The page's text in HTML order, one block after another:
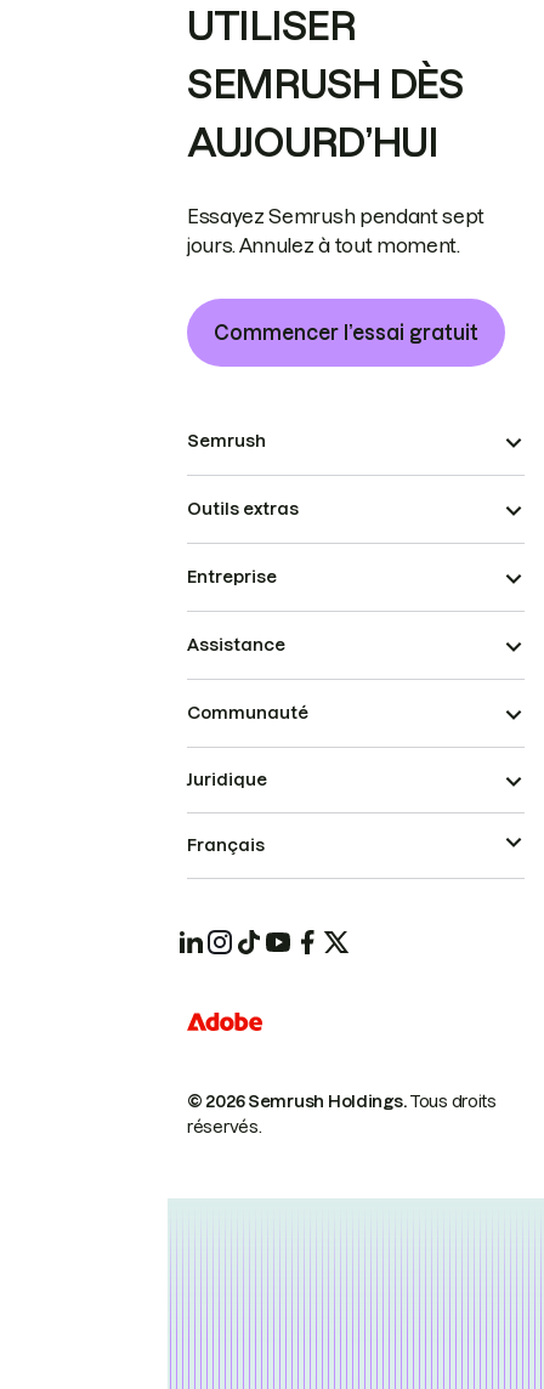
UTILISER
SEMRUSH DÈS
AUJOURD’HUI
Essayez Semrush pendant sept
jours. Annulez à tout moment.
Commencer l’essai gratuit
Semrush
Outils extras
Entreprise
Assistance
Communauté
© 2026 Semrush Holdings.Tous droits
réservés.
Juridique
Français